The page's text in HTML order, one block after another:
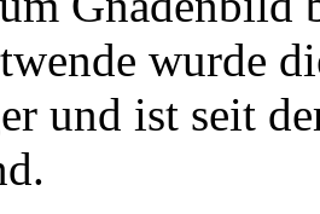
wurde
und ist seit